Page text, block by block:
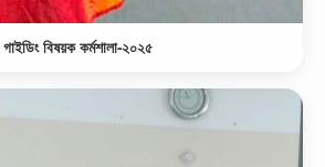
গাইডিং বিষয়ক কর্মশালা-২০২৫